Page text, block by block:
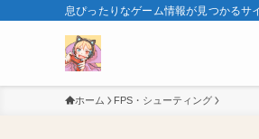
息ぴったりなゲーム情報が見つかるサ
ホーム FPS・シューティング